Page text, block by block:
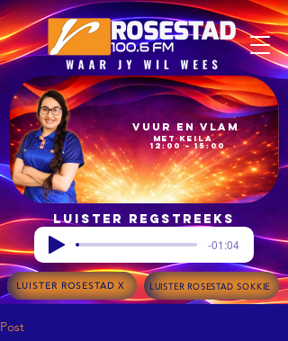
12:00 – 15:00
met Keila
Vuur en Vlam
Luister regstreeks
-01:04
LUISTER ROSESTAD X LUISTER ROSESTAD SOKKIE
Post